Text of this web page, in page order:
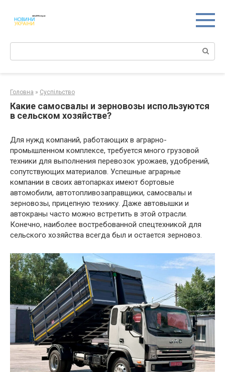
контенту
Поиск:
Головна » Суспільство
Какие самосвалы и зерновозы используются
в сельском хозяйстве?
Для нужд компаний, работающих в аграрно-
промышленном комплексе, требуется много грузовой
техники для выполнения перевозок урожаев, удобрений,
сопутствующих материалов. Успешные аграрные
компании в своих автопарках имеют бортовые
автомобили, автотопливозаправщики, самосвалы и
зерновозы, прицепную технику. Даже автовышки и
автокраны часто можно встретить в этой отрасли.
Конечно, наиболее востребованной спецтехникой для
сельского хозяйства всегда был и остается зерновоз.